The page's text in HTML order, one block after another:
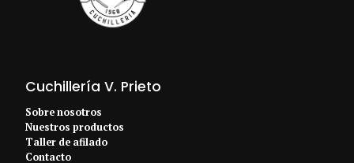
Cuchillería V. Prieto
Sobre nosotros
Nuestros productos
Taller de afilado
Contacto